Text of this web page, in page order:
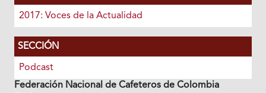
2017: Voces de la Actualidad
SECCIÓN
Podcast
Federación Nacional de Cafeteros de Colombia